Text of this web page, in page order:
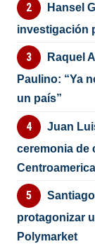
Hansel
investigación
Raquel
Paulino: “Ya
un país”
Juan
ceremonia de
protagonizar
Polymarket